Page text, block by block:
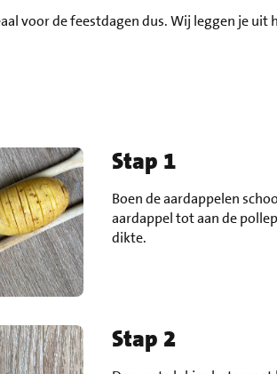
voor de feestdagen dus. Wij leggen je uit
Stap 1
Boen de aardappelen
aardappel tot aan de
dikte.
Stap 2